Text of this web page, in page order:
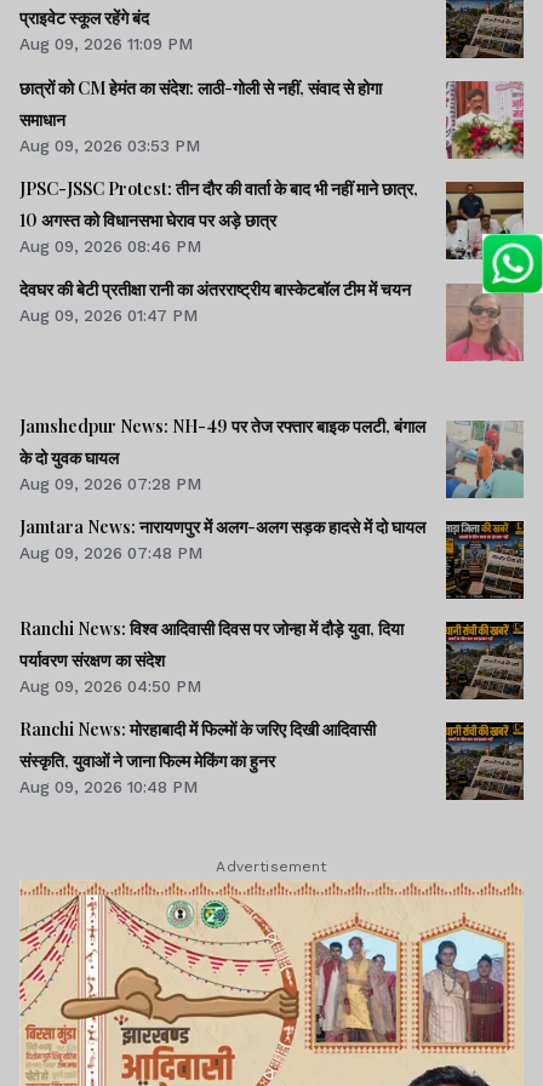
प्राइवेट स्कूल रहेंगे बंद
Aug 09, 2026 11:09 PM
छात्रों को CM हेमंत का संदेश: लाठी-गोली से नहीं, संवाद से होगा
समाधान
Aug 09, 2026 03:53 PM
JPSC-JSSC Protest: तीन दौर की वार्ता के बाद भी नहीं माने छात्र,
10 अगस्त को विधानसभा घेराव पर अड़े छात्र
Aug 09, 2026 08:46 PM
देवघर की बेटी प्रतीक्षा रानी का अंतरराष्ट्रीय बास्केटबॉल टीम में चयन
Aug 09, 2026 01:47 PM
Jamshedpur News: NH-49 पर तेज रफ्तार बाइक पलटी, बंगाल
के दो युवक घायल
Aug 09, 2026 07:28 PM
Jamtara News: नारायणपुर में अलग-अलग सड़क हादसे में दो घायल
Aug 09, 2026 07:48 PM
Ranchi News: विश्व आदिवासी दिवस पर जोन्हा में दौड़े युवा, दिया
पर्यावरण संरक्षण का संदेश
Aug 09, 2026 04:50 PM
Ranchi News: मोरहाबादी में फिल्मों के जरिए दिखी आदिवासी
संस्कृति, युवाओं ने जाना फिल्म मेकिंग का हुनर
Aug 09, 2026 10:48 PM
Advertisement